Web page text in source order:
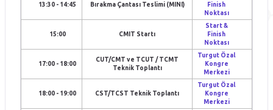
13:30 - 14:45 Bırakma Çantası Teslimi (MINI)
Finish
Noktası
15:00 CMIT Startı
Start &
Finish
Noktası
17:00 - 18:00
CUT/CMT ve TCUT / TCMT
Teknik Toplantı
Turgut Özal
Kongre
Merkezi
18:00 - 19:00 CST/TCST Teknik Toplantı
Turgut Özal
Kongre
Merkezi